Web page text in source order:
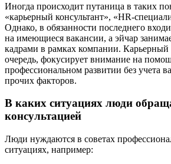
Иногда происходит путаница в таких
«карьерный консультант», «HR-
Однако, в обязанности последнего
на имеющиеся вакансии, а эйчар
кадрами в рамках компании. Карьерный
очередь, фокусирует внимание на
профессиональном развитии без учета
прочих факторов.
В каких ситуациях люди
консультацией
Люди нуждаются в советах
ситуациях, например: